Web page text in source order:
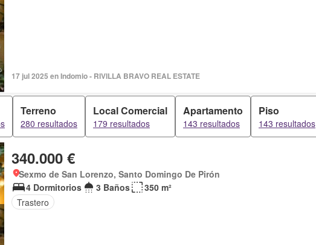
17 jul 2025 en Indomio - RIVILLA BRAVO REAL ESTATE
Terreno
280 resultados
Local Comercial
179 resultados
Apartamento
143 resultados
Piso
143 resultados
340.000 €
Sexmo de San Lorenzo, Santo Domingo De Pirón
4 Dormitorios
3 Baños
350 m²
Trastero